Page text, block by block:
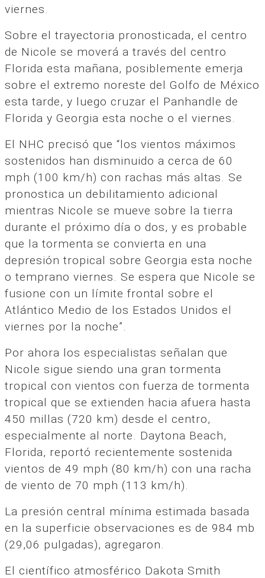
viernes.
Sobre el trayectoria pronosticada, el centro
de Nicole se moverá a través del centro
Florida esta mañana, posiblemente emerja
sobre el extremo noreste del Golfo de México
esta tarde, y luego cruzar el Panhandle de
Florida y Georgia esta noche o el viernes.
El NHC precisó que “los vientos máximos
sostenidos han disminuido a cerca de 60
mph (100 km/h) con rachas más altas. Se
pronostica un debilitamiento adicional
mientras Nicole se mueve sobre la tierra
durante el próximo día o dos, y es probable
que la tormenta se convierta en una
depresión tropical sobre Georgia esta noche
o temprano viernes. Se espera que Nicole se
fusione con un límite frontal sobre el
Atlántico Medio de los Estados Unidos el
viernes por la noche”.
Por ahora los especialistas señalan que
Nicole sigue siendo una gran tormenta
tropical con vientos con fuerza de tormenta
tropical que se extienden hacia afuera hasta
450 millas (720 km) desde el centro,
especialmente al norte. Daytona Beach,
Florida, reportó recientemente sostenida
vientos de 49 mph (80 km/h) con una racha
de viento de 70 mph (113 km/h).
La presión central mínima estimada basada
en la superficie observaciones es de 984 mb
(29,06 pulgadas), agregaron.
El científico atmosférico Dakota Smith